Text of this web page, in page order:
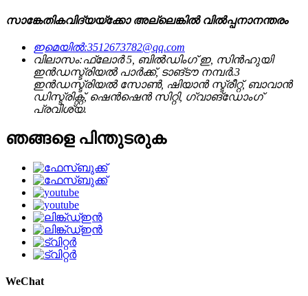
സാങ്കേതികവിദ്യയ്‌ക്കോ അല്ലെങ്കിൽ വിൽപ്പനാനന്തരം
ഇമെയിൽ:3512673782@qq.com
വിലാസം:ഫ്ലോർ 5, ബിൽഡിംഗ് ഇ, സിൻഹുയി
ഇൻഡസ്ട്രിയൽ പാർക്ക്, ടാങ്ടൗ നമ്പർ.3
ഇൻഡസ്ട്രിയൽ സോൺ, ഷിയാൻ സ്ട്രീറ്റ്, ബാവാൻ
ഡിസ്ട്രിക്റ്റ്, ഷെൻഷെൻ സിറ്റി, ഗ്വാങ്‌ഡോംഗ്
പ്രവിശ്യ.
ഞങ്ങളെ പിന്തുടരുക
WeChat